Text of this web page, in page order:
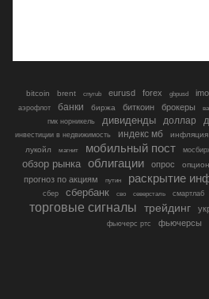
bitcoin brent cnyrub eurusd forex gbpusd
аэрофлот банки биржа биткоин брокеры
гмк норникель
дивиденды доллар
инвестиции в недвижимость индекс мб
инфляция
лукойл
магнит мобильный пост
обзор рынка облигации опрос
прогноз по акциям путин раскрытие
сбер сбербанк сво северсталь смартлаб
торговые сигналы трейдинг
фьючерс ртс фьючерсы